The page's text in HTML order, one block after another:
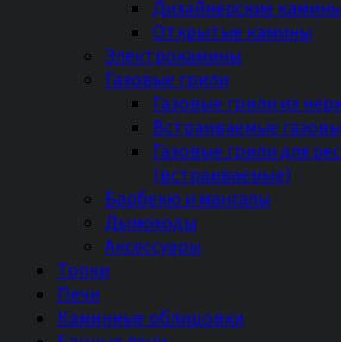
Дизайнерские камины
Открытые камины
Электрокамины
Газовые грили
Газовые грили из
Встраиваемые
Газовые грили для
(встраиваемые)
Барбекю и мангалы
Дымоходы
Аксессуары
Топки
Печи
Каминные облицовки